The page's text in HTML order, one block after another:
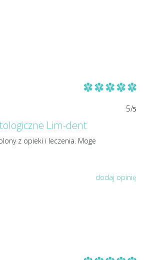
5/5
Lim-dent
z opieki i leczenia. Moge
dodaj opinię